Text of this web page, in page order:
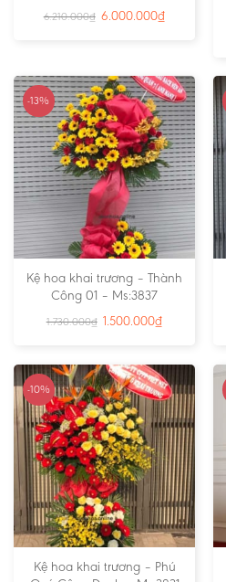
6.210.000₫ 6.000.000₫
-13%
Kệ hoa khai trương – Thành
Công 01 – Ms:3837
1.730.000₫ 1.500.000₫
-10%
Kệ hoa khai trương – Phú